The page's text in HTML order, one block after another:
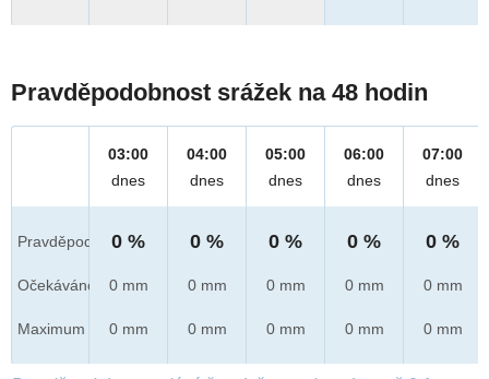
Pravděpodobnost srážek na 48 hodin
Pravděpod.
Očekáváno
Maximum
03:00
dnes
0 %
0 mm
0 mm
04:00
dnes
0 %
0 mm
0 mm
05:00
dnes
0 %
0 mm
0 mm
06:00
dnes
0 %
0 mm
0 mm
07:00
dnes
0 %
0 mm
0 mm